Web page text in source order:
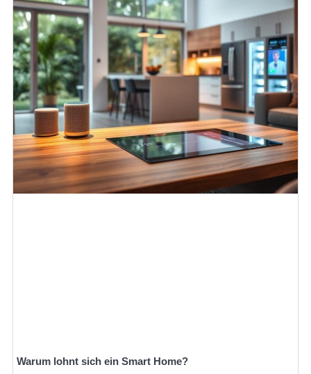
Warum lohnt sich ein Smart Home?